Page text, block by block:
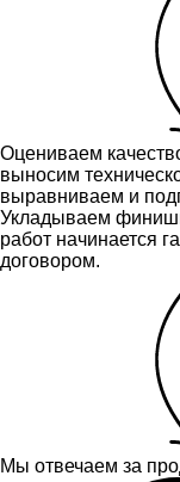
Оцениваем
выносим
выравниваем и
Укладываем
работ начинается
договором.
Мы отвечаем за